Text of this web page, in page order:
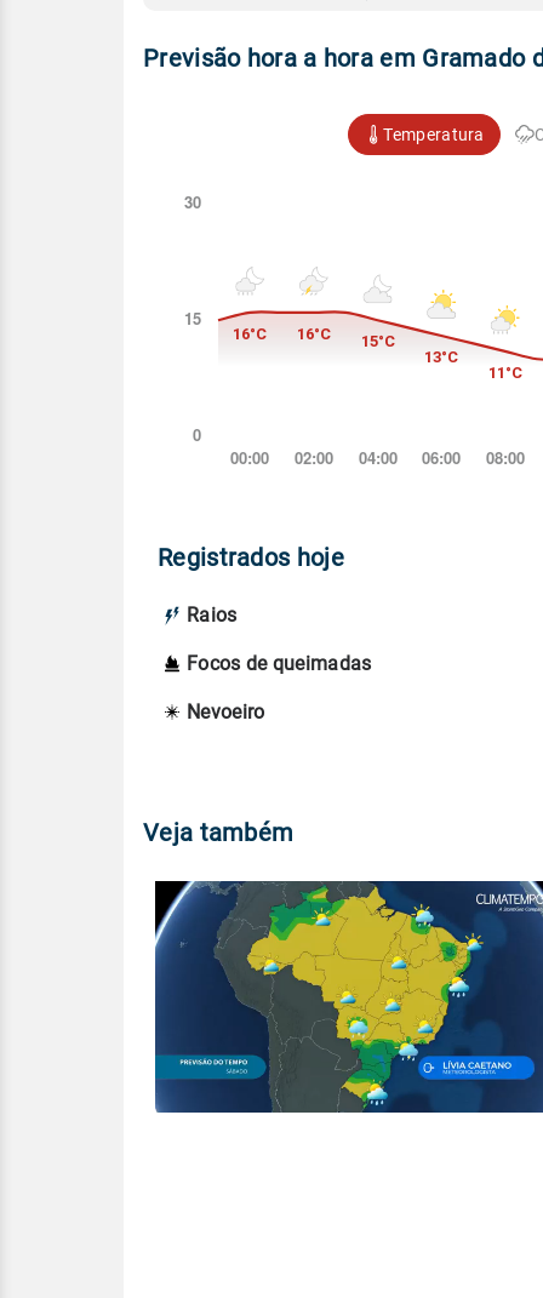
Previsão hora a hora em Gramado
Temperatura
Registrados hoje
Raios
Focos de queimadas
Nevoeiro
Veja também